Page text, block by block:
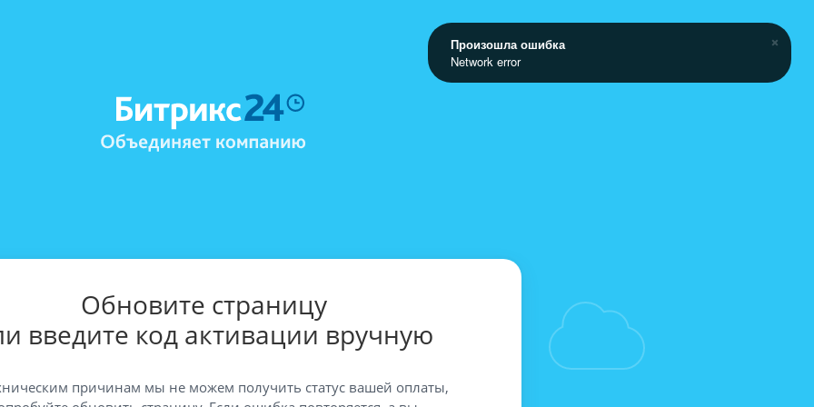
Обновите страницу
введите код активации вручную
причинам мы не можем получить статус вашей оплаты,
Произошла ошибка
Network error